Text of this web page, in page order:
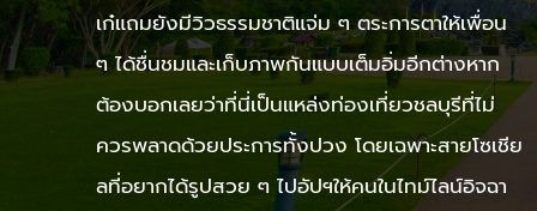
เก๋แถมยังมีวิวธรรมชาติแจ่ม ๆ ตระการตาให้เพื่อน
ๆ ได้ชื่นชมและเก็บภาพกันแบบเต็มอิ่มอีกต่างหาก
ต้องบอกเลยว่าที่นี่เป็นแหล่งท่องเที่ยวชลบุรีที่ไม่
ควรพลาดด้วยประการทั้งปวง โดยเฉพาะสายโซเชีย
ลที่อยากได้รูปสวย ๆ ไปอัปฯให้คนในไทม์ไลน์อิจฉา